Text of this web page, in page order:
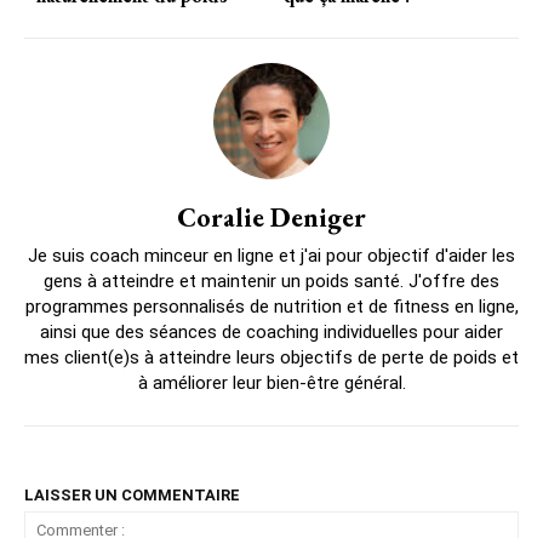
Coralie Deniger
Je suis coach minceur en ligne et j'ai pour objectif d'aider les
gens à atteindre et maintenir un poids santé. J'offre des
programmes personnalisés de nutrition et de fitness en ligne,
ainsi que des séances de coaching individuelles pour aider
mes client(e)s à atteindre leurs objectifs de perte de poids et
à améliorer leur bien-être général.
LAISSER UN COMMENTAIRE